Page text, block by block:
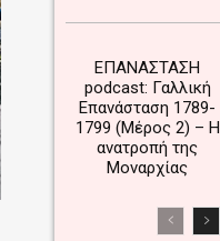
ΕΠΑΝΑΣΤΑΣΗ
podcast: Γαλλική
Επανάσταση 1789-
1799 (Μέρος 2) – Η
ανατροπή της
Μοναρχίας